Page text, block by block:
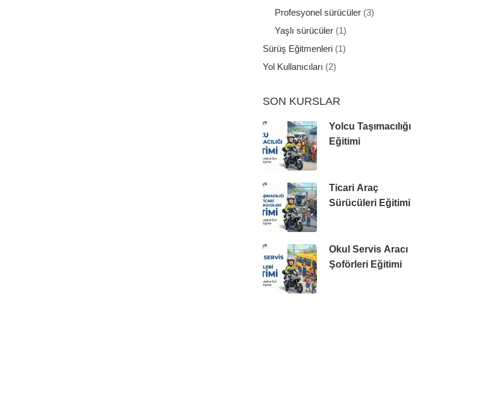
Profesyonel sürücüler(3)
Yaşlı sürücüler(1)
Sürüş Eğitmenleri (1)
Yol Kullanıcıları (2)
SON KURSLAR
Yolcu Taşımacılığı
Eğitimi
Ticari Araç
Sürücüleri Eğitimi
Okul Servis Aracı
Şoförleri Eğitimi